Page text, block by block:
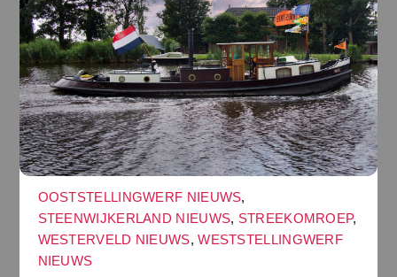
OOSTSTELLINGWERF NIEUWS,
STEENWIJKERLAND NIEUWS, STREEKOMROEP,
WESTERVELD NIEUWS,WESTSTELLINGWERF
NIEUWS